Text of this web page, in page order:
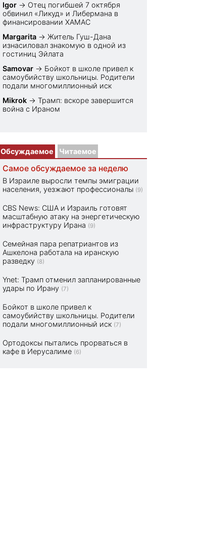
Igor → Отец погибшей 7 октября
обвинил «Ликуд» и Либермана в
финансировании ХАМАС
Margarita → Житель Гуш-Дана
изнасиловал знакомую в одной из
гостиниц Эйлата
Samovar → Бойкот в школе привел к
самоубийству школьницы. Родители
подали многомиллионный иск
Mikrok →Трамп: вскоре завершится
война с Ираном
Обсуждаемое Читаемое
Самое обсуждаемое за неделю
В Израиле выросли темпы эмиграции
населения, уезжают профессионалы (9)
CBS News: США и Израиль готовят
масштабную атаку на энергетическую
инфраструктуру Ирана (9)
Семейная пара репатриантов из
Ашкелона работала на иранскую
разведку (8)
Ynet: Трамп отменил запланированные
удары по Ирану (7)
Бойкот в школе привел к
самоубийству школьницы. Родители
подали многомиллионный иск (7)
Ортодоксы пытались прорваться в
кафе в Иерусалиме (6)